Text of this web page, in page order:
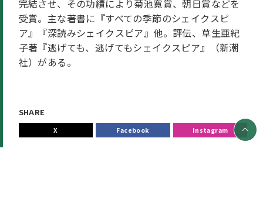
完結させ、その功績により菊池寛賞、朝日賞などを
受賞。主な著書に『すべての季節のシェイクスピ
ア』『深読みシェイクスピア』他。評伝、草生亜紀
子著『逃げても、逃げてもシェイクスピア』（新潮
社）がある。
SHARE
X Facebook Instagram